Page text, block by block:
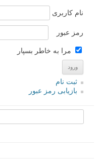
نام کاربری
رمز عبور
مرا به خاطر بسپار
ثبت نام
بازیابی رمز عبور